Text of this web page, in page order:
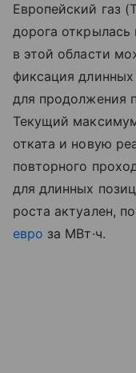
Европейский газ
дорога
в этой области
фиксация
для продолжения
Текущий
отката и новую
повторного
для длинных
роста актуален,
евро за МВт·ч.